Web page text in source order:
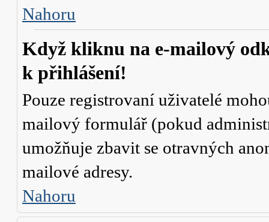
Nahoru
Když kliknu na e-mailový
k přihlášení!
Pouze registrovaní uživatelé
mailový formulář (pokud
umožňuje zbavit se otravných
mailové adresy.
Nahoru